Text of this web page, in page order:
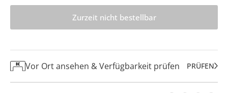
Zurzeit nicht bestellbar
Vor Ort ansehen & Verfügbarkeit prüfen PRÜFEN